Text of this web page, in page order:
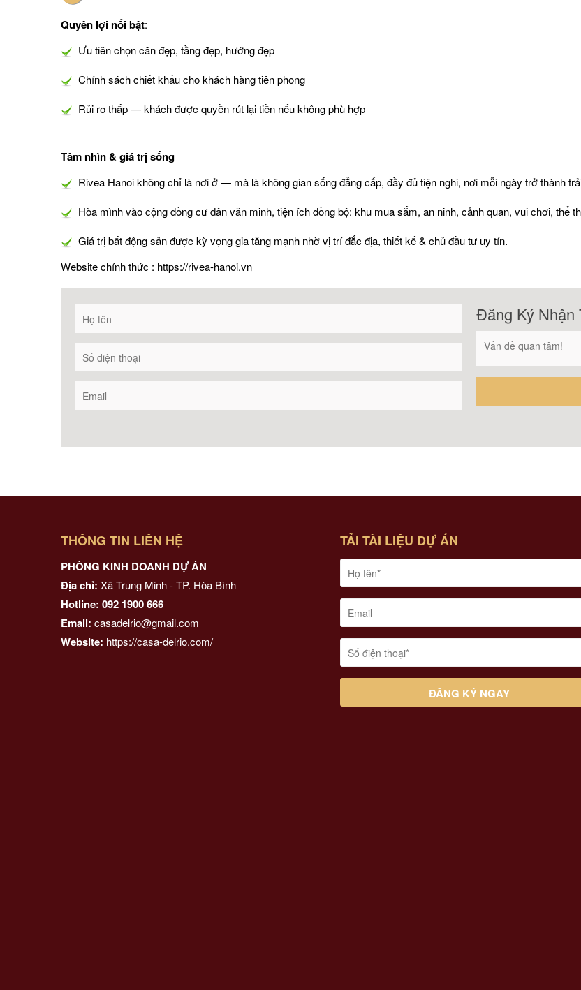
Quyền lợi nổi bật:
Ưu tiên chọn căn đẹp, tầng đẹp, hướng đẹp
Chính sách chiết khấu cho khách hàng tiên phong
Rủi ro thấp — khách được quyền rút lại tiền nếu không phù hợp
Tầm nhìn & giá trị sống
Rivea Hanoi không chỉ là nơi ở — mà là không gian sống đẳng cấp, đầy đủ tiện nghi, nơi mỗi ngày trở thành
Hòa mình vào cộng đồng cư dân văn minh, tiện ích đồng bộ: khu mua sắm, an ninh, cảnh quan, vui chơi, thể
Giá trị bất động sản được kỳ vọng gia tăng mạnh nhờ vị trí đắc địa, thiết kế & chủ đầu tư uy tín.
Website chính thức : https://rivea-hanoi.vn
Đăng Ký Nhận
THÔNG TIN LIÊN HỆ
PHÒNG KINH DOANH DỰ ÁN
Địa chỉ: Xã Trung Minh - TP. Hòa Bình
Hotline: 092 1900 666
Email: casadelrio@gmail.com
Website: https://casa-delrio.com/
TẢI TÀI LIỆU DỰ ÁN